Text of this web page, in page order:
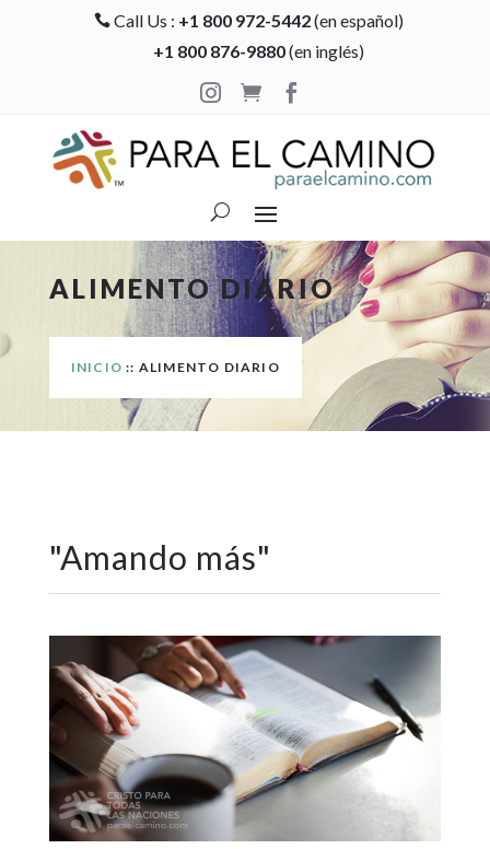
 Call Us : +1 800 972-5442(en español)
+1 800 876-9880(en inglés)

 
ALIMENTO DIARIO
INICIO :: ALIMENTO DIARIO
"Amando más"